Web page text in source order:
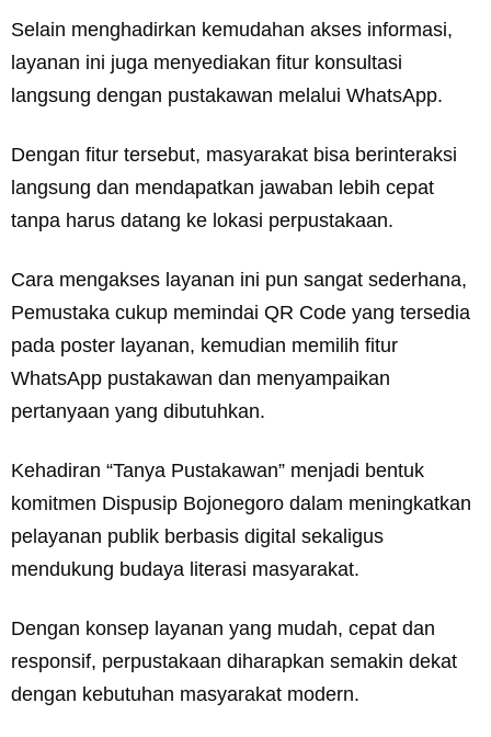
Selain menghadirkan kemudahan akses informasi,
layanan ini juga menyediakan fitur konsultasi
langsung dengan pustakawan melalui WhatsApp.
Dengan fitur tersebut, masyarakat bisa berinteraksi
langsung dan mendapatkan jawaban lebih cepat
tanpa harus datang ke lokasi perpustakaan.
Cara mengakses layanan ini pun sangat sederhana,
Pemustaka cukup memindai QR Code yang tersedia
pada poster layanan, kemudian memilih fitur
WhatsApp pustakawan dan menyampaikan
pertanyaan yang dibutuhkan.
Kehadiran “Tanya Pustakawan” menjadi bentuk
komitmen Dispusip Bojonegoro dalam meningkatkan
pelayanan publik berbasis digital sekaligus
mendukung budaya literasi masyarakat.
Dengan konsep layanan yang mudah, cepat dan
responsif, perpustakaan diharapkan semakin dekat
dengan kebutuhan masyarakat modern.